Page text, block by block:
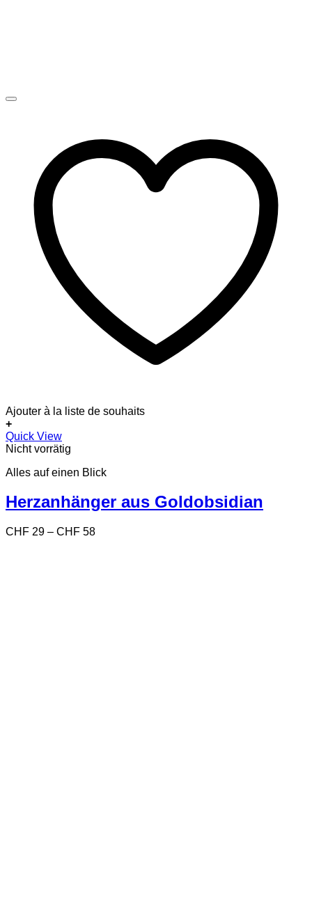
Ajouter à la liste de souhaits
+
Dieses
Produkt
mehrere
auf.
Die
können
Quick View
Nicht vorrätig
Alles auf einen Blick
Herzanhänger aus Goldobsidian
CHF 29 – CHF 58Preisspanne: